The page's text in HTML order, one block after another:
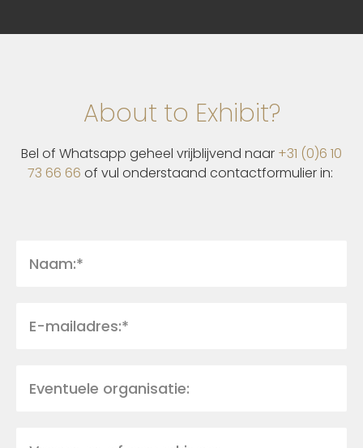
About to Exhibit?
Bel of Whatsapp geheel vrijblijvend naar +31 (0)6 10
73 66 66 of vul onderstaand contactformulier in: